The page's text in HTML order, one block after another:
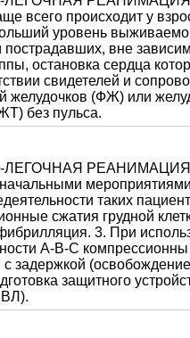
всего происходит у
уровень выживаемо
пострадавших, вне зависим
остановка сердца котор
свидетелей и сопрово
желудочков (ФЖ) или
без пульса.
РЕАНИМАЦИЯ
мероприятиями
таких пациент
сжатия грудной
3. При
А-В-С компрессионны
задержкой (освобождение
защитного